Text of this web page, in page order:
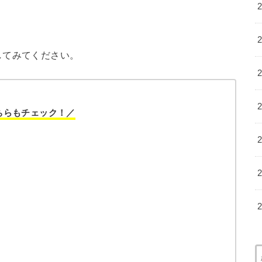
みてください。
らもチェック！／